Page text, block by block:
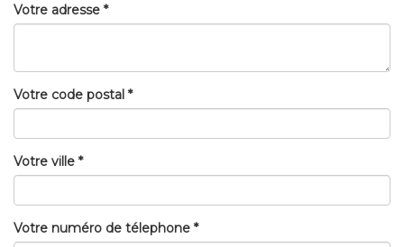
Votre adresse *
Votre code postal *
Votre ville *
Votre numéro de télephone *